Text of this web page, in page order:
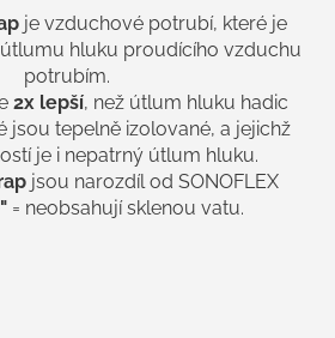
p
r
v
k
y
v
ý
p
i
s
je vzduchové potrubí, které je
hluku proudícího vzduchu
potrubím.
2x lepší, než útlum hluku hadic
jsou tepelně izolované, a jejichž
je i nepatrný útlum hluku.
jsou narozdíl od SONOFLEX
= neobsahují sklenou vatu.